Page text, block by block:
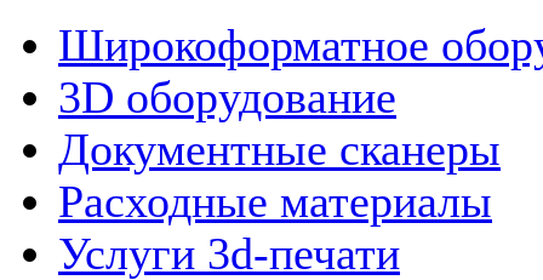
Широкоформатное
3D оборудование
Документные сканеры
Расходные материалы
Услуги 3d-печати